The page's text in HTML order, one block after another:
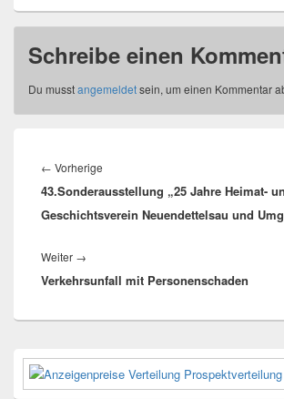
Schreibe einen
Du musstangemeldetsein, um einen Kommentar
← Vorherige
Beitrag:
43.Sonderausstellung „25 Jahre Heimat-
Geschichtsverein Neuendettelsau und
Weiter →
Beitrag:
Verkehrsunfall mit Personenschaden
Primärer
Seitenleisten-
Widgetbereich